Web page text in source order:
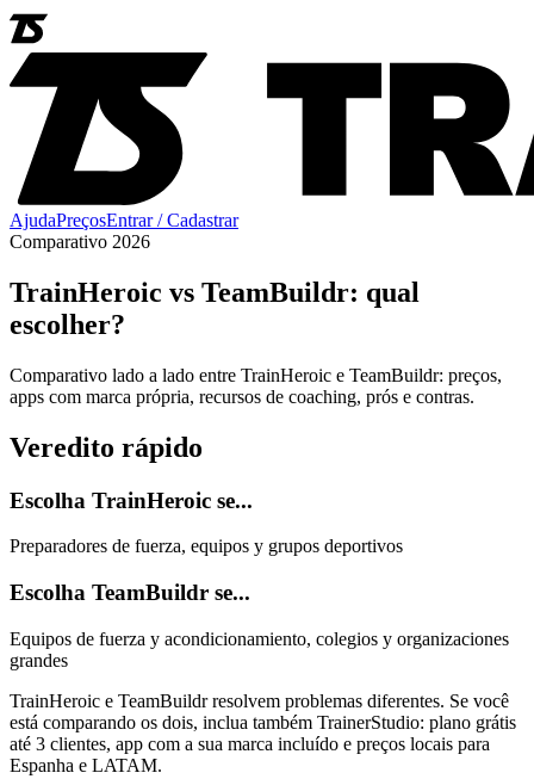
AjudaPreçosEntrar / Cadastrar
Comparativo 2026
TrainHeroic vs TeamBuildr: qual
escolher?
Comparativo lado a lado entre TrainHeroic e TeamBuildr: preços,
apps com marca própria, recursos de coaching, prós e contras.
Veredito rápido
Escolha TrainHeroic se...
Preparadores de fuerza, equipos y grupos deportivos
Escolha TeamBuildr se...
Equipos de fuerza y acondicionamiento, colegios y organizaciones
grandes
TrainHeroic e TeamBuildr resolvem problemas diferentes. Se você
está comparando os dois, inclua também TrainerStudio: plano grátis
até 3 clientes, app com a sua marca incluído e preços locais para
Espanha e LATAM.